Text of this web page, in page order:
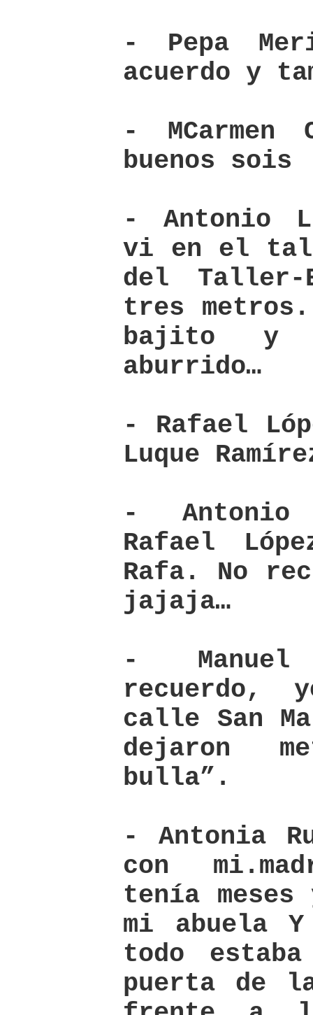
- Pepa
acuerdo y
- MCarmen
buenos sois
- Antonio
vi en el
del Taller-
tres metros.
bajito y
aburrido…
- Rafael
Luque
- Antonio
Rafael
Rafa. No
jajaja…
- Manuel
calle San
dejaron
bulla”.
- Antonia
con
tenía
mi abuela Y
todo
puerta de